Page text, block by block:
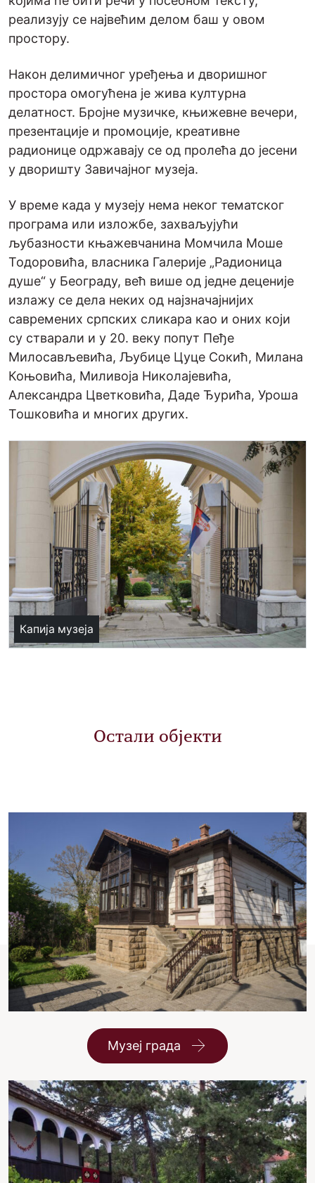
реализују се највећим делом баш у овом
простору.
Након делимичног уређења и дворишног
простора омогућена је жива културна
делатност. Бројне музичке, књижевне вечери,
презентације и промоције, креативне
радионице одржавају се од пролећа до јесени
у дворишту Завичајног музеја.
У време када у музеју нема неког тематског
програма или изложбе, захваљујући
љубазности књажевчанина Момчила Моше
Тодоровића, власника Галерије „Радионица
душе“ у Београду, већ више од једне деценије
излажу се дела неких од најзначајнијих
савремених српских сликара као и оних који
су стварали и у 20. веку попут Пеђе
Милосављевића, Љубице Цуце Сокић, Милана
Коњовића, Миливоја Николајевића,
Александра Цветковића, Даде Ђурића, Уроша
Тошковића и многих других.
Капија музеја
Остали објекти
Музеј града